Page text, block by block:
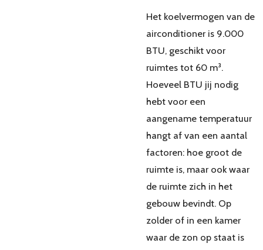
Het koelvermogen van de
airconditioner is 9.000
BTU, geschikt voor
ruimtes tot 60 m³.
Hoeveel BTU jij nodig
hebt voor een
aangename temperatuur
hangt af van een aantal
factoren: hoe groot de
ruimte is, maar ook waar
de ruimte zich in het
gebouw bevindt. Op
zolder of in een kamer
waar de zon op staat is